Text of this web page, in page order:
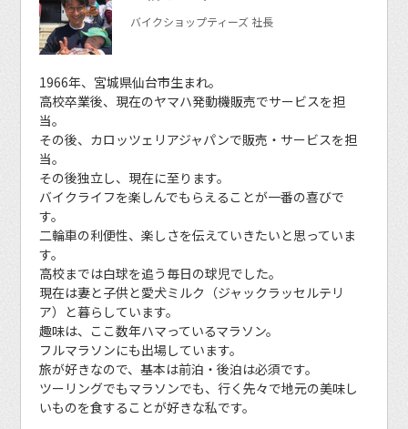
バイクショップティーズ 社長
1966年、宮城県仙台市生まれ。
高校卒業後、現在のヤマハ発動機販売でサービスを担
当。
その後、カロッツェリアジャパンで販売・サービスを担
当。
その後独立し、現在に至ります。
バイクライフを楽しんでもらえることが一番の喜びで
す。
二輪車の利便性、楽しさを伝えていきたいと思っていま
す。
高校までは白球を追う毎日の球児でした。
現在は妻と子供と愛犬ミルク（ジャックラッセルテリ
ア）と暮らしています。
趣味は、ここ数年ハマっているマラソン。
フルマラソンにも出場しています。
旅が好きなので、基本は前泊・後泊は必須です。
ツーリングでもマラソンでも、行く先々で地元の美味し
いものを食することが好きな私です。